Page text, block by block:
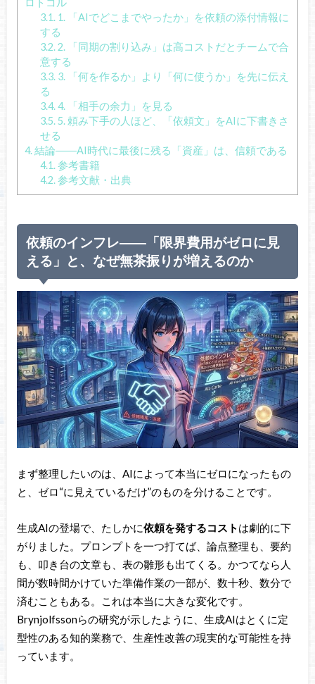
3.1.1. 「AIでどこまでやったか」を依頼の添付情報に
する
3.2.2. 「同期の割り込み」は高コストだとチームで合
意する
3.3.3. 「何を作るか」より「何に使うか」を先に伝え
る
3.4.4. 「相手の余力」を見る
3.5.5. 頼み下手の人ほど、「依頼文」をAIに下書きさ
せる
4.結論――AI時代に最後に残る「資産」は、信頼である
4.1.参考書籍
4.2.参考文献・出典
依頼のインフレ――「限界費用がゼロに見
える」と、なぜ無茶振りが増えるのか
まず整理したいのは、AIによって本当にゼロになったもの
と、ゼロ“に見えているだけ”のものを分けることです。
生成AIの登場で、たしかに依頼を発するコスト は劇的に下
がりました。プロンプトを一つ打てば、論点整理も、要約
も、叩き台の文章も、表の雛形も出てくる。かつてなら人
間が数時間かけていた準備作業の一部が、数十秒、数分で
済むこともある。これは本当に大きな変化です。
Brynjolfssonらの研究が示したように、生成AIはとくに定
型性のある知的業務で、生産性改善の現実的な可能性を持
っています。